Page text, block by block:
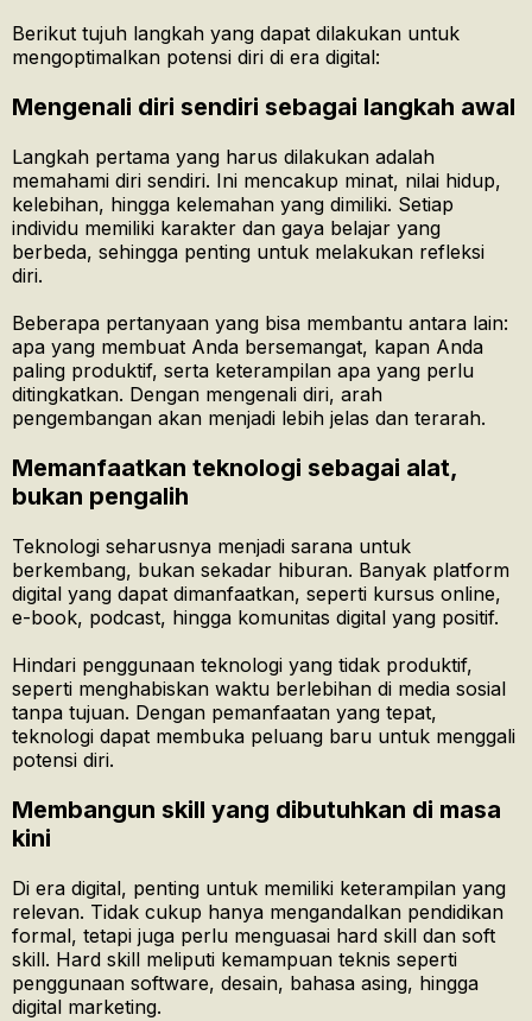
Berikut tujuh langkah yang dapat dilakukan untuk
mengoptimalkan potensi diri di era digital:
Mengenali diri sendiri sebagai langkah awal
Langkah pertama yang harus dilakukan adalah
memahami diri sendiri. Ini mencakup minat, nilai hidup,
kelebihan, hingga kelemahan yang dimiliki. Setiap
individu memiliki karakter dan gaya belajar yang
berbeda, sehingga penting untuk melakukan refleksi
diri.
Beberapa pertanyaan yang bisa membantu antara lain:
apa yang membuat Anda bersemangat, kapan Anda
paling produktif, serta keterampilan apa yang perlu
ditingkatkan. Dengan mengenali diri, arah
pengembangan akan menjadi lebih jelas dan terarah.
Memanfaatkan teknologi sebagai alat,
bukan pengalih
Teknologi seharusnya menjadi sarana untuk
berkembang, bukan sekadar hiburan. Banyak platform
digital yang dapat dimanfaatkan, seperti kursus online,
e-book, podcast, hingga komunitas digital yang positif.
Hindari penggunaan teknologi yang tidak produktif,
seperti menghabiskan waktu berlebihan di media sosial
tanpa tujuan. Dengan pemanfaatan yang tepat,
teknologi dapat membuka peluang baru untuk menggali
potensi diri.
Membangun skill yang dibutuhkan di masa
kini
Di era digital, penting untuk memiliki keterampilan yang
relevan. Tidak cukup hanya mengandalkan pendidikan
formal, tetapi juga perlu menguasai hard skill dan soft
skill. Hard skill meliputi kemampuan teknis seperti
penggunaan software, desain, bahasa asing, hingga
digital marketing.